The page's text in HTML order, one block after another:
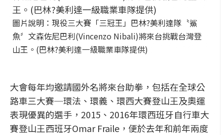
圖片說明：現役三大賽「三冠王」巴林?美利達隊〝鯊
魚〞文森佐尼巴利(Vincenzo Nibali)將來台挑戰台灣登
山王。(巴林?美利達一級職業車隊提供)
大會每年均邀請國外名將來台助拳，包括在全球公
路車三大賽─環法、環義、環西大賽登山王及奧運
表現優異的選手，2015、2016年環西班牙自行車大
賽登山王西班牙Omar Fraile，便於去年和前年兩度